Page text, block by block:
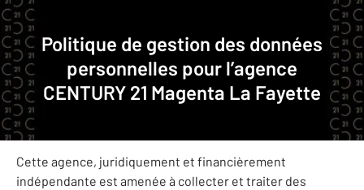
Politique de gestion des données
personnelles pour l’agence
CENTURY 21 Magenta La Fayette
Immobilier
Politique de gestion des données personnelles pour l’agence CENTURY 21
Magenta La Fayette
CENTURY 21 Magenta La Fayette est une agence
immobilière franchisée membre du réseau de franchise
CENTURY 21.
Cette agence, juridiquement et financièrement
indépendante est amenée à collecter et traiter des